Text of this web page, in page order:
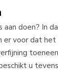
doen? In
voor dat
u